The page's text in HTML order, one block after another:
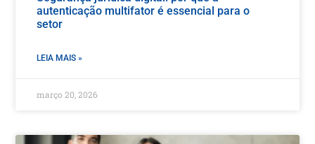
autenticação multifator é essencial para o
setor
LEIA MAIS »
março 20, 2026